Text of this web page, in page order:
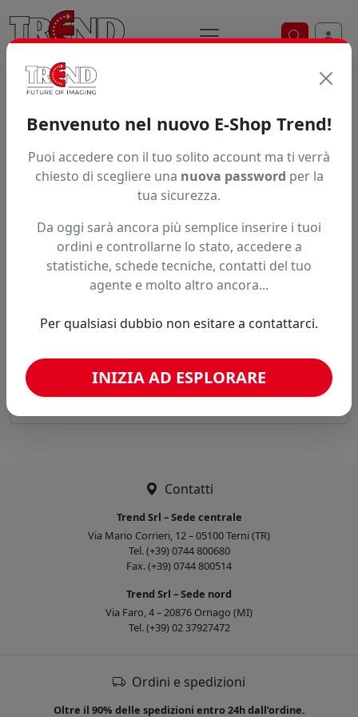
Ricerca
PORTALAMA
A partire da:
Accedi per il prezzo riservato
Portalama tangenziale per plotter
Preferiti
Aggiungi al Carrello
Contatti
Trend Srl – Sede centrale
Via Mario Corrieri, 12 – 05100 Terni (TR)
Tel. (+39) 0744 800680
Fax. (+39) 0744 800514
Trend Srl – Sede nord
Via Faro, 4 – 20876 Ornago (MI)
Tel. (+39) 02 37927472
Ordini e spedizioni
Oltre il 90% delle spedizioni entro 24h dall’ordine.
Benvenuto nel nuovo E-Shop Trend!
Puoi accedere con il tuo solito account ma ti verrà
chiesto di scegliere una nuova password per la
tua sicurezza.
Da oggi sarà ancora più semplice inserire i tuoi
ordini e controllarne lo stato, accedere a
statistiche, schede tecniche, contatti del tuo
agente e molto altro ancora...
Per qualsiasi dubbio non esitare a contattarci.
INIZIA AD ESPLORARE